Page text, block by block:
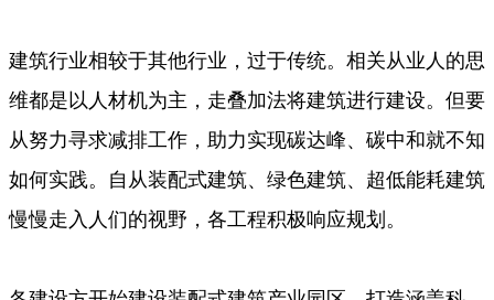
建筑行业相较于其他行业，过于传统。相关从业人的思
维都是以人材机为主，走叠加法将建筑进行建设。但要
从努力寻求减排工作，助力实现碳达峰、碳中和就不知
如何实践。自从装配式建筑、绿色建筑、超低能耗建筑
慢慢走入人们的视野，各工程积极响应规划。